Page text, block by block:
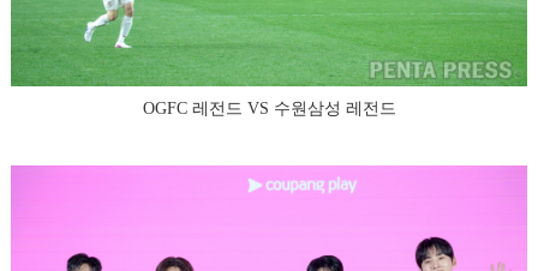
OGFC 레전드 VS 수원삼성 레전드